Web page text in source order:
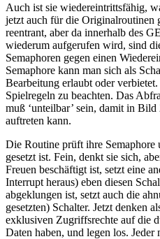
Auch ist sie wiedereintrittsfähig,
jetzt auch für die
reentrant, aber da innerhalb des
wiederum aufgerufen wird, sind
Semaphoren gegen einen
Semaphore kann man sich als
Bearbeitung erlaubt oder
Spielregeln zu beachten. Das
muß ‘unteilbar’ sein, damit in
auftreten kann.
Die Routine prüft ihre Semaphore
gesetzt ist. Fein, denkt sie sich,
Freuen beschäftigt ist, setzt eine
Interrupt heraus) eben diesen
abgeklungen ist, setzt auch die
gesetzten) Schalter. Jetzt denken
exklusiven Zugriffsrechte auf die
Daten haben, und legen los. Jeder